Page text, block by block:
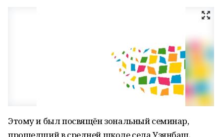
Этому и был посвящён зональный семинар,